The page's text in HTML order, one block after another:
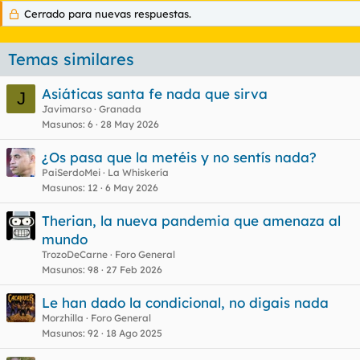
Cerrado para nuevas respuestas.
Temas similares
J
Asiáticas santa fe nada que sirva
Javimarso Granada
Masunos 6 28 May 2026
¿Os pasa que la metéis y no sentís nada?
PaiSerdoMei
La Whiskería
Masunos 12 6 May 2026
Therian, la nueva pandemia que amenaza al
mundo
TrozoDeCarne
Foro General
Masunos 98 27 Feb 2026
Le han dado la condicional, no digais nada
Morzhilla
Foro General
Masunos 92 18 Ago 2025